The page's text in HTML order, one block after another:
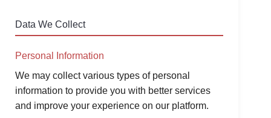
Data We Collect
Personal Information
We may collect various types of personal
information to provide you with better services
and improve your experience on our platform.